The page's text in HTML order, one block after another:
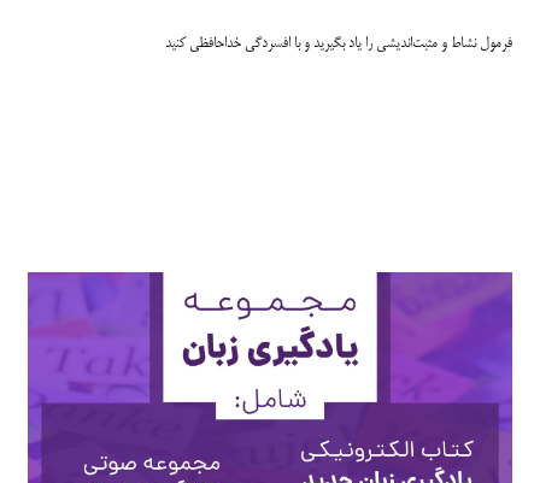
فرمول نشاط و مثبت‌اندیشی را یاد بگیرید و با افسردگی خداحافظی کنید